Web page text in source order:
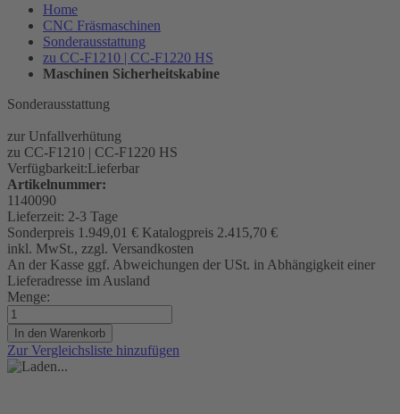
Home
CNC Fräsmaschinen
Sonderausstattung
zu CC-F1210 | CC-F1220 HS
Maschinen Sicherheitskabine
Sonderausstattung
zur Unfallverhütung
zu CC-F1210 | CC-F1220 HS
Verfügbarkeit:Lieferbar
Artikelnummer:
1140090
Lieferzeit: 2-3 Tage
Sonderpreis 1.949,01 € Katalogpreis 2.415,70 €
inkl. MwSt., zzgl. Versandkosten
An der Kasse ggf. Abweichungen der USt. in Abhängigkeit einer
Lieferadresse im Ausland
Menge:
In den Warenkorb
Zur Vergleichsliste hinzufügen